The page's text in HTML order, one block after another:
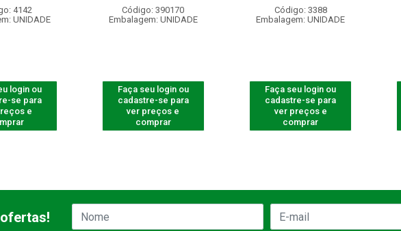
4142
UNIDADE
login ou
se para
e
Código: 390170
Embalagem: UNIDADE
Faça seu login ou
cadastre-se para
ver preços e
comprar
Código: 3388
Embalagem: UNIDADE
Faça seu login ou
cadastre-se para
ver preços e
comprar